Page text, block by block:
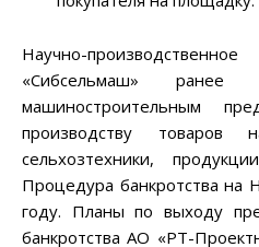
Научно-
«Сибсельмаш» ранее
машиностроительным
производству товаров
сельхозтехники,
Процедура банкротства
году. Планы по выходу
банкротства АО «РТ-